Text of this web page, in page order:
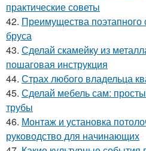
практические советы
42. Преимущества поэтапного
бруса
43. Сделай скамейку из
пошаговая инструкция
44. Страх любого владельца
45. Сделай мебель сам:
трубы
46. Монтаж и установка
руководство для начинающих